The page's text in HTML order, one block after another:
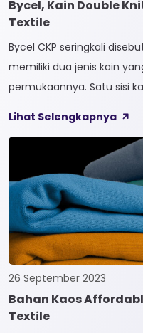
Bycel, Kain Double
Textile
Bycel CKP seringkali
memiliki dua jenis kain
permukaannya. Satu sisi
Bycel merupakan kain
dapat digunakan sesuai
kain Bycel juga diberi
dua jenis […]
Lihat Selengkapnya
26 September 2023
Bahan Kaos
Textile